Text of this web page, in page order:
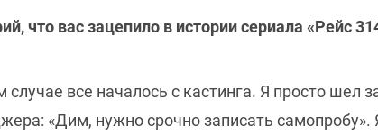
что вас зацепило в истории сериала «Рейс
случае все началось с кастинга. Я просто шел
«Дим, нужно срочно записать